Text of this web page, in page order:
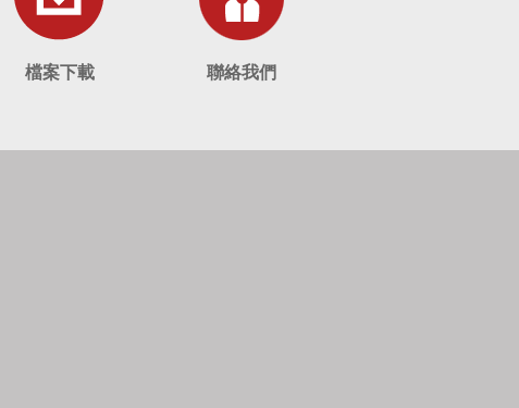
檔案下載 聯絡我們